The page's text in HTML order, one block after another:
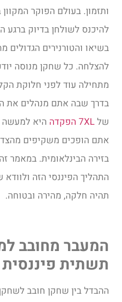
ותזמון. בעולם הפוקר
להיכנס לשולחן בדיוק ברגע
בשיאו והטורנירים הגדולים
להצלחה. כל שחקן מנוסה
מתחילה עוד לפני חלוקת
בדרך שבה אתם מנהלים את
של7XL הפקדה
היא למעשה
אתם הופכים משקיפים
בזירה הבינלאומית. במאמר
התהליך הפיננסי הזה
תהיה חלקה, מהירה ובטוחה.
המעבר מחובב
תשתית
ההבדל בין שחקן חובב